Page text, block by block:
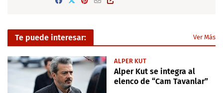
Te puede interesar: Ver Más
ALPER KUT
Alper Kut se integra al
elenco de “Cam Tavanlar”